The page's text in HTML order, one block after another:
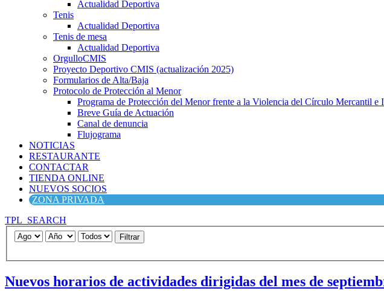
Actualidad Deportiva
Tenis
Actualidad Deportiva
Tenis de mesa
Actualidad Deportiva
OrgulloCMIS
Proyecto Deportivo CMIS (actualización 2025)
Formularios de Alta/Baja
Protocolo de Protección al Menor
Programa de Protección del Menor frente a la Violencia del Círculo Mercantil e
Breve Guía de Actuación
Canal de denuncia
Flujograma
NOTICIAS
RESTAURANTE
CONTACTAR
TIENDA ONLINE
NUEVOS SOCIOS
ZONA PRIVADA
TPL_SEARCH
Filtrar
Nuevos horarios de actividades dirigidas del mes de